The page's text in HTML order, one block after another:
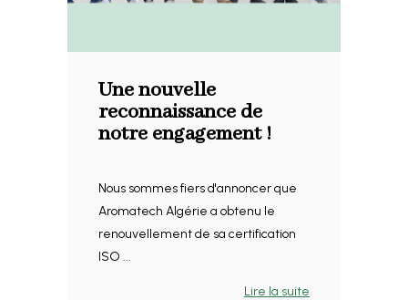
Une nouvelle
reconnaissance de
notre engagement !
Nous sommes fiers d'annoncer que
Aromatech Algérie a obtenu le
renouvellement de sa certification
ISO ...
Lire la suite